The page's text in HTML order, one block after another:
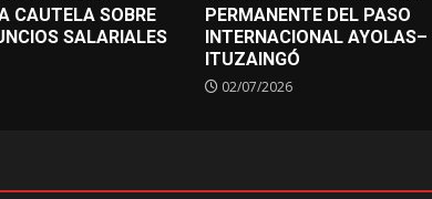
CAUTELA SOBRE
SALARIALES
PERMANENTE DEL PASO
INTERNACIONAL AYOLAS–
ITUZAINGÓ
02/07/2026